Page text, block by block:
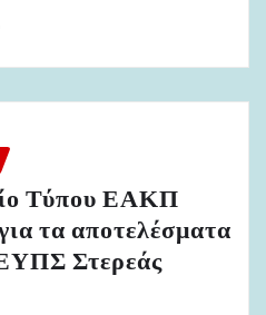
Τύπου ΕΑΚΠ
τα αποτελέσματα
Στερεάς